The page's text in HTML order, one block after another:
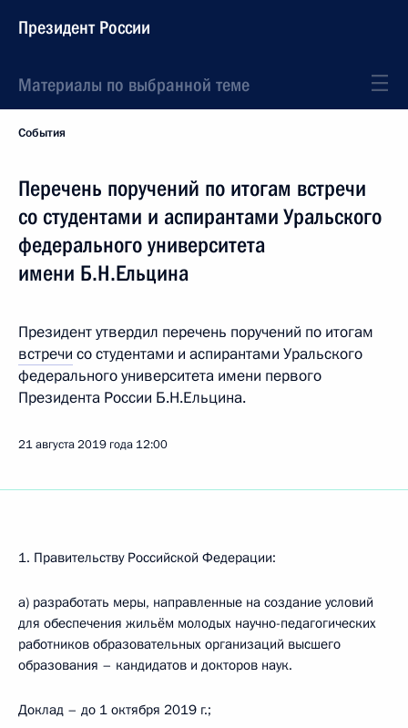
Президент России
Материалы по выбранной теме
События
Перечень поручений по итогам встречи
со студентами и аспирантами Уральского
федерального университета
имени Б.Н.Ельцина
Президент утвердил перечень поручений по итогам
встречи со студентами и аспирантами Уральского
федерального университета имени первого
Президента России Б.Н.Ельцина.
21 августа 2019 года 12:00
1. Правительству Российской Федерации:
а) разработать меры, направленные на создание условий
для обеспечения жильём молодых научно-педагогических
работников образовательных организаций высшего
образования – кандидатов и докторов наук.
Доклад – до 1 октября 2019 г.;